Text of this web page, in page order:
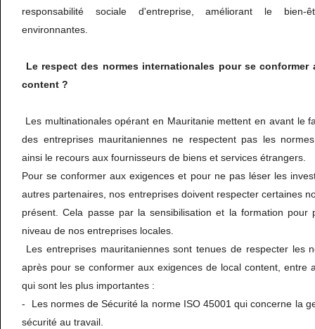
responsabilité sociale d'entreprise, améliorant le bien-
environnantes.
Le respect des normes internationales pour se conformer
content ?
Les multinationales opérant en Mauritanie mettent en avant le
des entreprises mauritaniennes ne respectent pas les
ainsi le recours aux fournisseurs de biens et services étrangers.
Pour se conformer aux exigences et pour ne pas léser les
autres partenaires, nos entreprises doivent respecter certaines
présent. Cela passe par la sensibilisation et la formation pour
niveau de nos entreprises locales.
Les entreprises mauritaniennes sont tenues de respecter les
après pour se conformer aux exigences de local content, entre
qui sont les plus importantes :
- Les normes de Sécurité la norme ISO 45001 qui concerne la
sécurité au travail.